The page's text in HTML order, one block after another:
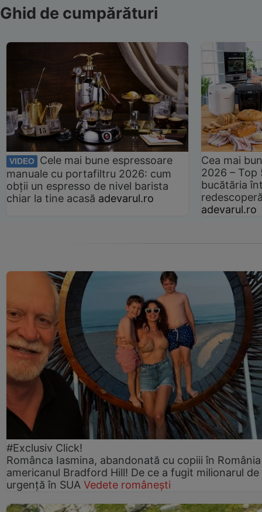
Ghid de cumpărături
VIDEO
Cele mai bune espressoare
manuale cu portafiltru 2026: cum
obții un espresso de nivel barista
chiar la tine acasă adevarul.ro
Cea mai
2026 –
bucătăria
adevarul.ro
#Exclusiv Click!
Românca Iasmina, abandonată cu copiii în
americanul Bradford Hill! De ce a fugit milionarul de
urgență în SUA Vedete românești